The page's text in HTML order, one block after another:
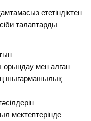
ететіндіктен
талаптарды
орындау мен алған
шығармашылық
мектептерінде